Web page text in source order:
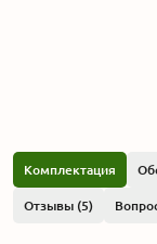
Комплектация
Отзывы (5)